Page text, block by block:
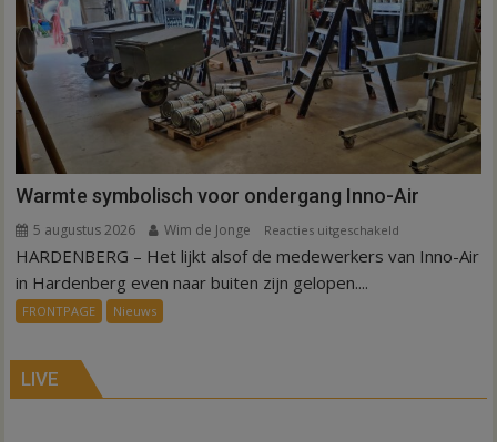
en
Sibculo
Warmte symbolisch voor ondergang Inno-Air
5 augustus 2026 Wim de Jonge Reacties uitgeschakeld
Warmte
HARDENBERG – Het lijkt alsof de medewerkers van Inno-Air
in Hardenberg even naar buiten zijn gelopen....
FRONTPAGE Nieuws
LIVE